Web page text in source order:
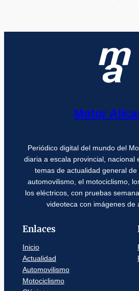
Motor
Periódico digital del mundo del
diaria a escala provincial, nacional
temas de actualidad general
automovilismo, el motociclismo,
los eléctricos, con pruebas
videoteca con imágenes de
Enlaces
Inicio
Actualidad
Automovilismo
Motociclismo